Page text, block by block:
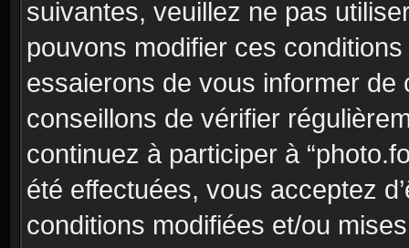
suivantes, veuillez ne pas
pouvons modifier ces
essaierons de vous informer
conseillons de vérifier
continuez à participer à
été effectuées, vous acceptez
conditions modifiées et/ou